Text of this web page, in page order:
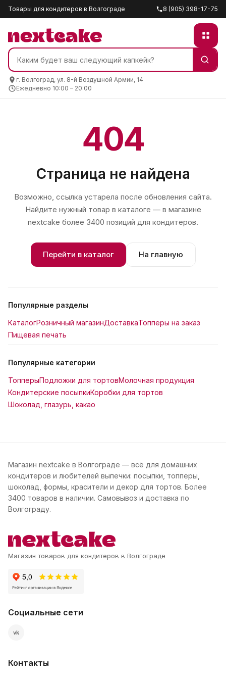
Товары для кондитеров в Волгограде 8 (905) 398-17-75
г. Волгоград, ул. 8-й Воздушной Армии, 14
Ежедневно 10:00 – 20:00
404
Страница не найдена
Возможно, ссылка устарела после обновления сайта.
Найдите нужный товар в каталоге — в магазине
nextcake более 3400 позиций для кондитеров.
Перейти в каталог На главную
Популярные разделы
КаталогРозничный магазинДоставкаТопперы на заказ
Пищевая печать
Популярные категории
ТопперыПодложки для тортовМолочная продукция
Кондитерские посыпкиКоробки для тортов
Шоколад, глазурь, какао
Магазин nextcake в Волгограде — всё для домашних
кондитеров и любителей выпечки: посыпки, топперы,
шоколад, формы, красители и декор для тортов. Более
3400 товаров в наличии. Самовывоз и доставка по
Волгограду.
Магазин товаров для кондитеров в Волгограде
Социальные сети
vk
Контакты